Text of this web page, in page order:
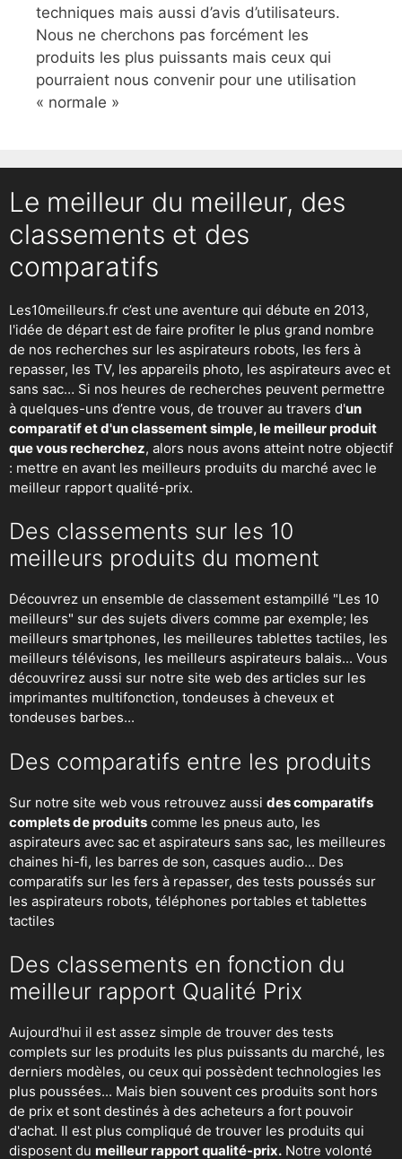
techniques mais aussi d’avis d’utilisateurs.
Nous ne cherchons pas forcément les
produits les plus puissants mais ceux qui
pourraient nous convenir pour une utilisation
« normale »
Le meilleur du meilleur, des
classements et des
comparatifs
Les10meilleurs.fr c’est une aventure qui débute en 2013,
l'idée de départ est de faire profiter le plus grand nombre
de nos recherches sur les aspirateurs robots, les fers à
repasser, les TV, les appareils photo, les aspirateurs avec et
sans sac… Si nos heures de recherches peuvent permettre
à quelques-uns d’entre vous, de trouver au travers d'un
comparatif et d'un classement simple, le meilleur produit
que vous recherchez, alors nous avons atteint notre objectif
: mettre en avant les meilleurs produits du marché avec le
meilleur rapport qualité-prix.
Des classements sur les 10
meilleurs produits du moment
Découvrez un ensemble de classement estampillé "Les 10
meilleurs" sur des sujets divers comme par exemple; les
meilleurs smartphones, les meilleures tablettes tactiles, les
meilleurs télévisons, les meilleurs aspirateurs balais... Vous
découvrirez aussi sur notre site web des articles sur les
imprimantes multifonction, tondeuses à cheveux et
tondeuses barbes...
Des comparatifs entre les produits
Sur notre site web vous retrouvez aussi des comparatifs
complets de produits comme les pneus auto, les
aspirateurs avec sac et aspirateurs sans sac, les meilleures
chaines hi-fi, les barres de son, casques audio... Des
comparatifs sur les fers à repasser, des tests poussés sur
les aspirateurs robots, téléphones portables et tablettes
tactiles
Des classements en fonction du
meilleur rapport Qualité Prix
Aujourd'hui il est assez simple de trouver des tests
complets sur les produits les plus puissants du marché, les
derniers modèles, ou ceux qui possèdent technologies les
plus poussées... Mais bien souvent ces produits sont hors
de prix et sont destinés à des acheteurs a fort pouvoir
d'achat. Il est plus compliqué de trouver les produits qui
disposent du meilleur rapport qualité-prix. Notre volonté